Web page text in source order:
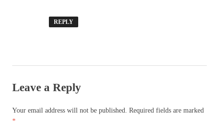
REPLY
Leave a Reply
Your email address will not be published.
Required fields are marked
*